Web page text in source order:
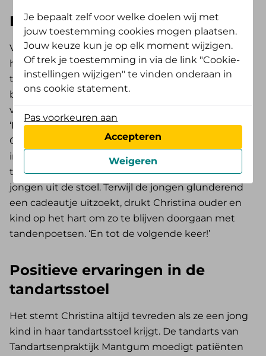
Blijven doorgaan met poetsen
Voorzichtig doet de jongen zijn mond open. Een
hagelwit kindergebit wordt zichtbaar. Erboven
twee grote, nieuwsgierige ogen die alle
bewegingen van tandarts Christina Krol-Zijlstra
volgen. Die lacht haar patiënt bemoedigend toe:
‘Hartstikke goed! Zo kan ik al je tanden mooi zien.’
Christina bekijkt nauwkeurig alle tanden en kiezen
in de mond van haar jonge patiënt. Dan trekt ze
tevreden haar handschoenen uit en helpt ze de
jongen uit de stoel. Terwijl de jongen glunderend
een cadeautje uitzoekt, drukt Christina ouder en
kind op het hart om zo te blijven doorgaan met
tandenpoetsen. ‘En tot de volgende keer!’
Positieve ervaringen in de
tandartsstoel
Het stemt Christina altijd tevreden als ze een jong
kind in haar tandartsstoel krijgt. De tandarts van
Tandartsenpraktijk Mantgum moedigt patiënten
Je bepaalt zelf voor welke doelen wij met
jouw toestemming cookies mogen plaatsen.
Jouw keuze kun je op elk moment wijzigen.
Of trek je toestemming in via de link "Cookie-
instellingen wijzigen" te vinden onderaan in
ons cookie statement.
Pas voorkeuren aan
Accepteren
Weigeren